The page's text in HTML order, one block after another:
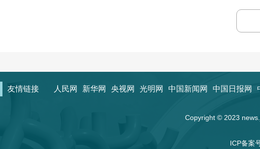
友情链接 人民网 新华网 央视网 光明网 中国新闻网 中国日报网
Copyright © 2023
ICP备案